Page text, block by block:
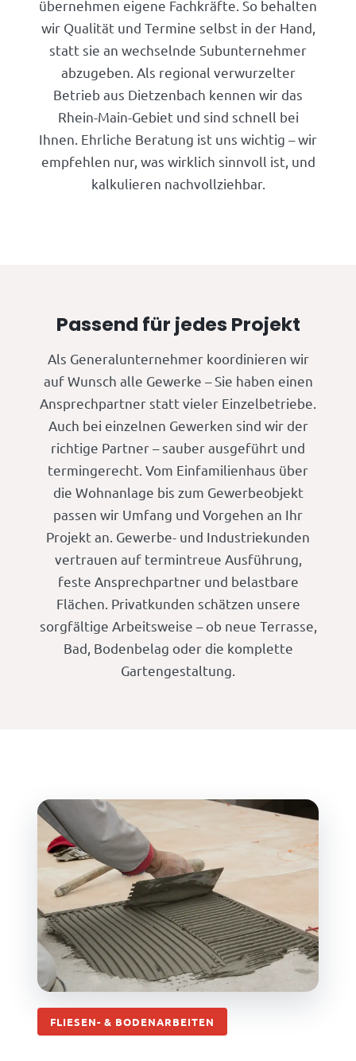
übernehmen eigene Fachkräfte. So behalten
wir Qualität und Termine selbst in der Hand,
statt sie an wechselnde Subunternehmer
abzugeben. Als regional verwurzelter
Betrieb aus Dietzenbach kennen wir das
Rhein-Main-Gebiet und sind schnell bei
Ihnen. Ehrliche Beratung ist uns wichtig – wir
empfehlen nur, was wirklich sinnvoll ist, und
kalkulieren nachvollziehbar.
Passend für jedes Projekt
Als Generalunternehmer koordinieren wir
auf Wunsch alle Gewerke – Sie haben einen
Ansprechpartner statt vieler Einzelbetriebe.
Auch bei einzelnen Gewerken sind wir der
richtige Partner – sauber ausgeführt und
termingerecht. Vom Einfamilienhaus über
die Wohnanlage bis zum Gewerbeobjekt
passen wir Umfang und Vorgehen an Ihr
Projekt an. Gewerbe- und Industriekunden
vertrauen auf termintreue Ausführung,
feste Ansprechpartner und belastbare
Flächen. Privatkunden schätzen unsere
sorgfältige Arbeitsweise – ob neue Terrasse,
Bad, Bodenbelag oder die komplette
Gartengestaltung.
FLIESEN- & BODENARBEITEN